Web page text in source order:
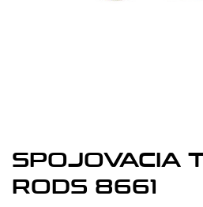
SPOJOVACIA
RODS 8661